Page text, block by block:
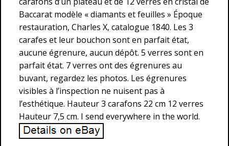
Baccarat modèle « diamants et feuilles » Époque
restauration, Charles X, catalogue 1840. Les 3
carafes et leur bouchon sont en parfait état,
aucune égrenure, aucun dépôt. 5 verres sont en
parfait état. 7 verres ont des égrenures au
buvant, regardez les photos. Les égrenures
visibles à l’inspection ne nuisent pas à
l’esthétique. Hauteur 3 carafons 22 cm 12 verres
Hauteur 7,5 cm. I send everywhere in the world.